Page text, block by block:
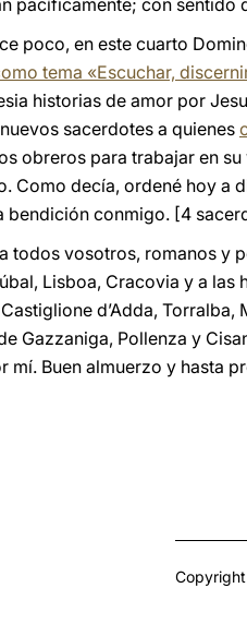
pacíficamente; con sentido
poco, en este cuarto
tema «Escuchar,
historias de amor por
sacerdotes a quienes
obreros para trabajar en
Como decía, ordené hoy a
bendición conmigo. [4
todos vosotros, romanos y
Lisboa, Cracovia y a las
d’Adda,
Gazzaniga, Pollenza y
mí. Buen almuerzo y hasta